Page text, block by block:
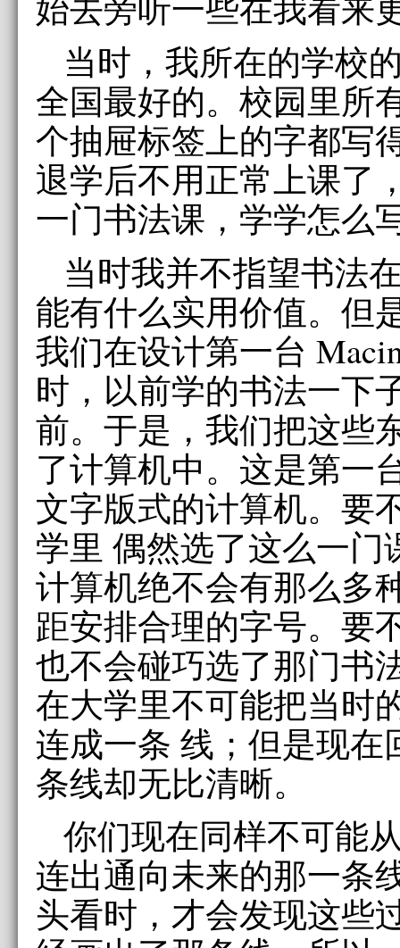
当时，我所在的学校
全国最好的。校园里所
个抽屉标签上的字都写
退学后不用正常上课了
一门书法课，学学怎么
当时我并不指望书法
能有什么实用价值。但
我们在设计第一台
时，以前学的书法一下
前。于是，我们把这些
了计算机中。这是第一
文字版式的计算机。要
学里 偶然选了这么一门
计算机绝不会有那么多
距安排合理的字号。要
也不会碰巧选了那门书
在大学里不可能把当时
连成一条 线；但是现在
条线却无比清晰。
你们现在同样不可能
连出通向未来的那一条
头看时，才会发现这些